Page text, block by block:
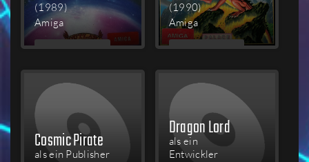
(1989)
Amiga
MEHR
(1990)
Amiga
MEHR
Cosmic Pirate
als ein Publisher
Dragon Lord
als ein
Entwickler